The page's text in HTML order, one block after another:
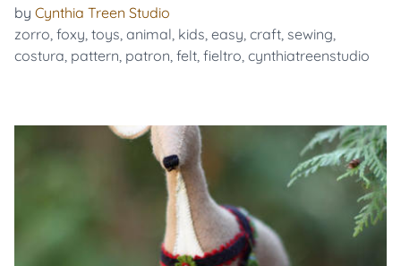
by Cynthia Treen Studio
zorro, foxy, toys, animal, kids, easy, craft, sewing,
costura, pattern, patron, felt, fieltro, cynthiatreenstudio